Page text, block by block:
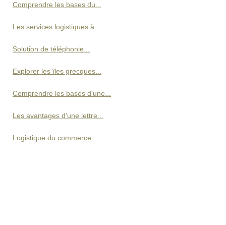
Comprendre les bases du...
Les services logistiques à...
Solution de téléphonie...
Explorer les îles grecques...
Comprendre les bases d'une...
Les avantages d'une lettre...
Logistique du commerce...